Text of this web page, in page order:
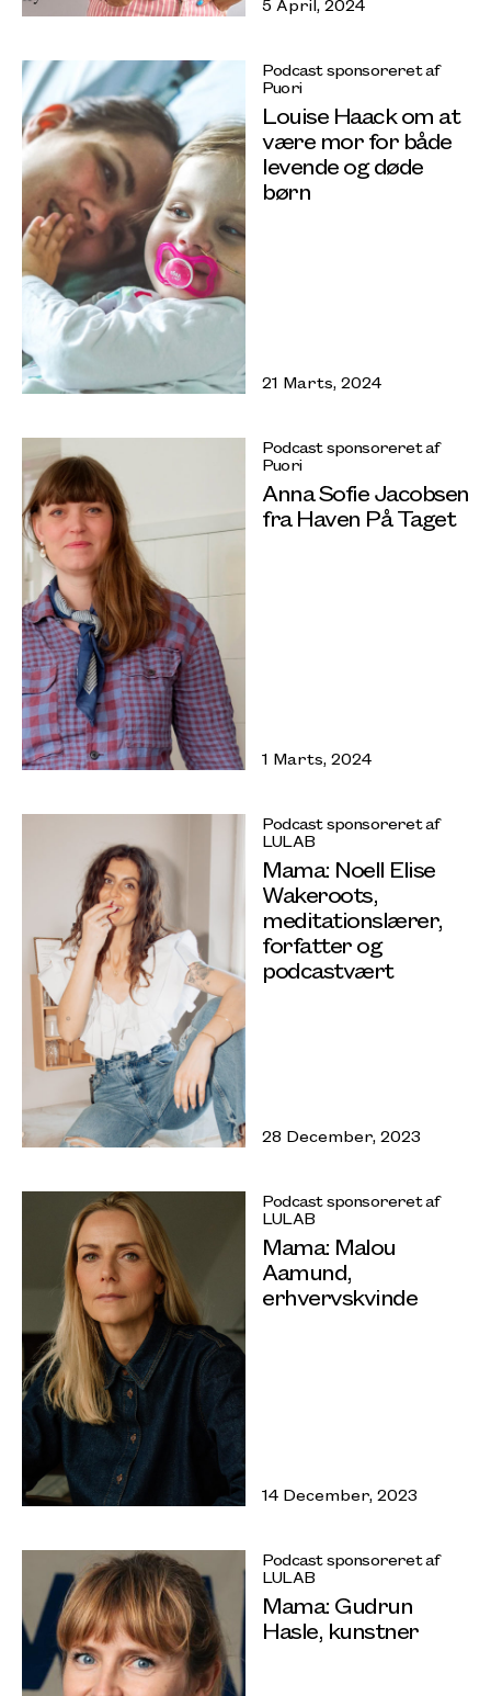
5 April, 2024
Podcast sponsoreret af
Puori
Louise Haack om at
være mor for både
levende og døde
børn
21 Marts, 2024
Podcast sponsoreret af
Puori
Anna Sofie Jacobsen
fra Haven På Taget
1 Marts, 2024
Podcast sponsoreret af
LULAB
Mama: Noell Elise
Wakeroots,
meditationslærer,
forfatter og
podcastvært
28 December, 2023
Podcast sponsoreret af
LULAB
Mama: Malou
Aamund,
erhvervskvinde
14 December, 2023
Podcast sponsoreret af
LULAB
Mama: Gudrun
Hasle, kunstner